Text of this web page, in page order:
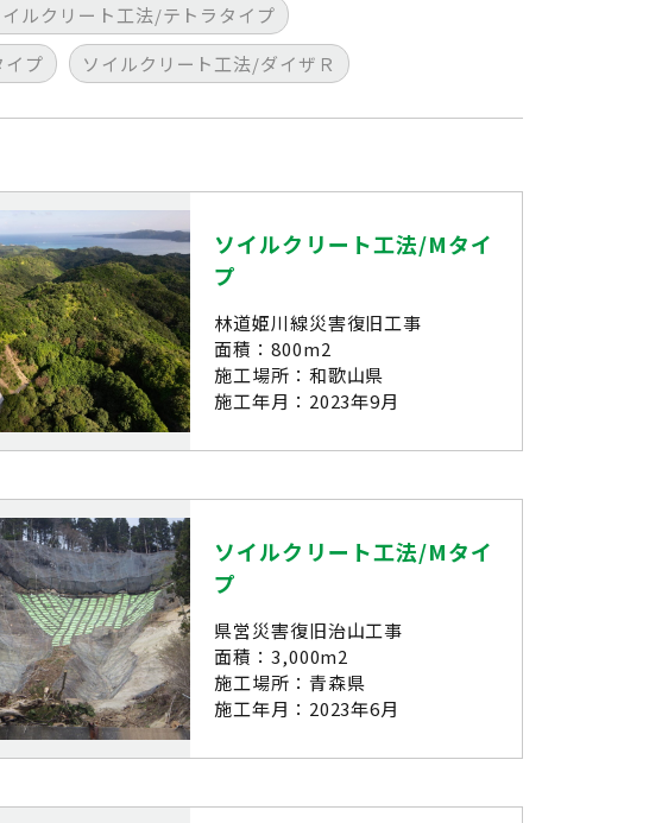
イルクリート工法/テトラタイプ
イプ ソイルクリート工法/ダイザＲ
ソイルクリート工法/Mタイ
プ
林道姫川線災害復旧工事
面積：800m2
施工場所：和歌山県
施工年月：2023年9月
ソイルクリート工法/Mタイ
プ
県営災害復旧治山工事
面積：3,000m2
施工場所：青森県
施工年月：2023年6月